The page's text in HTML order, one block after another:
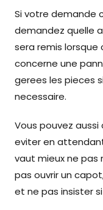
Si votre demande
demandez quelle
sera remis lorsque
concerne une
gerees les pieces
necessaire.
Vous pouvez
eviter en
vaut mieux ne pas
pas ouvrir un
et ne pas insister